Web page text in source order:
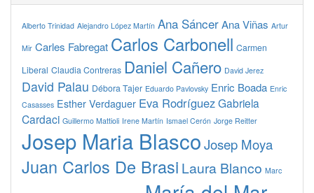
Alberto Trinidad Alejandro López Martín Ana SáncerAna Viñas Artur
Mir Carles Fabregat Carlos Carbonell Carmen
Liberal Claudia Contreras Daniel Cañero David Jerez
David Palau Débora Tajer Eduardo Pavlovsky Enric Boada Enric
Casasses Esther Verdaguer Eva RodríguezGabriela
Cardaci Guillermo Mattioli Irene Martín Ismael Cerón Jorge Reitter
Josep Maria BlascoJosep Moya
Juan Carlos De Brasi Laura Blanco Marc